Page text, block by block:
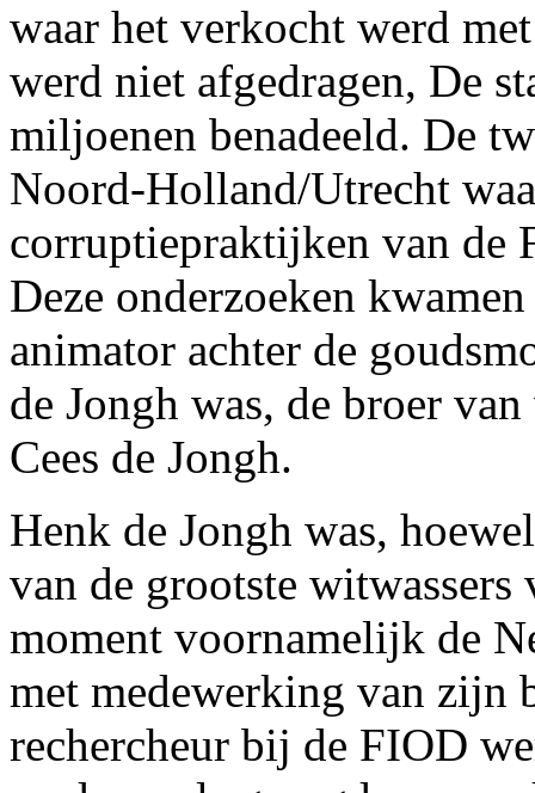
waar het verkocht werd
werd niet afgedragen, De
miljoenen benadeeld. De
Noord-Holland/Utrecht
corruptiepraktijken van de
Deze onderzoeken
animator achter de
de Jongh was, de broer
Cees de Jongh.
Henk de Jongh was,
van de grootste
moment voornamelijk de
met medewerking van zijn
rechercheur bij de FIOD